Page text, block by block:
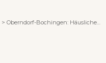
> Oberndorf-Bochingen: Häusliche Auseinandersetzung eskaliert